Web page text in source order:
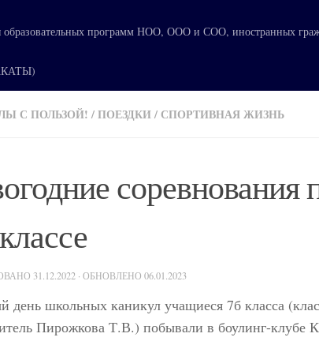
образовательных программ НОО, ООО и СОО, иностранных
С ПОЛЬЗОЙ! /ПОЕЗДКИ/СПОРТИВНАЯ ЖИЗНЬ
соревнования
31.12.2022 · ОБНОВЛЕНО 06.01.2023
день школьных каникул учащиеся 7б класса
Пирожкова Т.В.) побывали в боулинг-клубе